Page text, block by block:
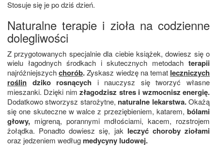
Stosuje się je po dziś dzień.
Naturalne terapie i zioła na codzienne
dolegliwości
Z przygotowanych specjalnie dla ciebie książek, dowiesz się o
wielu łagodnych środkach i skutecznych metodach terapii
najróżniejszychchorób.Zyskasz wiedzę na temat leczniczych
roślin dziko rosnących i nauczysz się tworzyć własne
mieszanki. Dzięki nimzłagodzisz stres i wzmocnisz energię.
Dodatkowo stworzysz starożytne, naturalne lekarstwa.Okażą
się one skuteczne w walce z przeziębieniem, katarem, bólami
głowy, migreną, porannymi mdłościami, kacem, rozstrojem
żołądka. Ponadto dowiesz się, jak leczyć choroby ziołami
oraz jedzeniem według medycyny ludowej.